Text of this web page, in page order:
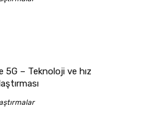
5G – Teknoloji ve hız